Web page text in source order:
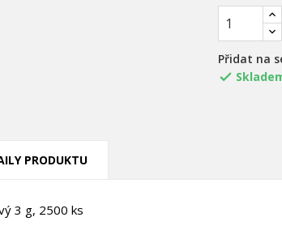
Přidat na

PRODUKTU
3 g, 2500 ks